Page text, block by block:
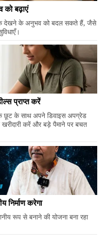
बढ़ाएं
देखने के अनुभव को बदल सकते हैं, जैसे
प्राप्त करें
के साथ अपने डिवाइस अपग्रेड
खरीदारी करें और बड़े पैमाने पर बचत
करेगा
रूप से बनाने की योजना बना रहा